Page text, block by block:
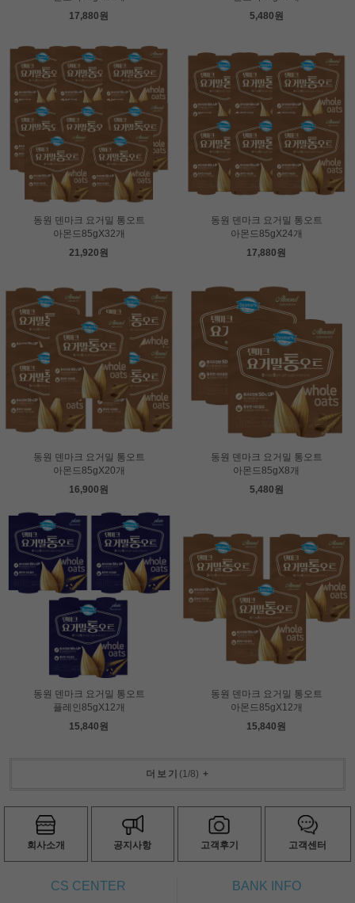
17,880원
5,480원
동원 덴마크 요거밀 통오트
아몬드85gX32개
21,920원
동원 덴마크 요거밀 통오트
아몬드85gX24개
17,880원
동원 덴마크 요거밀 통오트
아몬드85gX20개
16,900원
동원 덴마크 요거밀 통오트
아몬드85gX8개
5,480원
동원 덴마크 요거밀 통오트
플레인85gX12개
15,840원
동원 덴마크 요거밀 통오트
아몬드85gX12개
15,840원
더보기 (1/8) +
회사소개 공지사항 고객후기 고객센터
CS CENTER
BANK INFO